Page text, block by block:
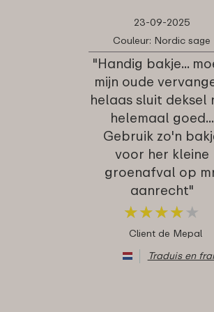
23-09-2025
Couleur: Nordic sage
"Handig bakje...
mijn oude
helaas sluit deksel
helemaal goed...
Gebruik zo'n
voor her kleine
groenafval op
aanrecht"
★★★★ ★
★★★★ ★
Client de Mepal
Traduis en